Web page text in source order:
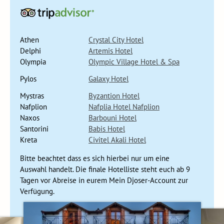
Das historische Löwentor in Mykene
Tag 9 Pylos - Mystras
Tag 10 Mystras - Sparta - Mykene - Nafplion
Mystras war eine byzantinische Stadt. Die Ruinen und die
des Berges wandert ihr an mehreren archäologischen
Stätten vorbei nach unten. Auf halber Strecke kommen wir
an einem von Nonnen betriebenen Laden vorbei, die hier
stolz ihre selbst bestickten Tischdecken zum Kauf anbieten.
Genießt auch die fantastische Aussicht. Nach einem kurzen
Fotostopp an der Leonidas-Statue in Sparta setzen wir
unsere Reise in Richtung Mykene fort.
Auf dem Weg nach Nafplion besuchen wir erst den früheren
kriegerischen Stadtstaat Sparta und dann Mykene, wo wir das
imposante, historische Löwentor sehen. Mit dem Bus geht es
dann weiter nach Nafplion, der ersten Hauptstadt des neuen
Athen
Crystal City Hotel
Delphi
Artemis Hotel
Olympia
Olympic Village Hotel & Spa
Pylos
Galaxy Hotel
Mystras
Byzantion Hotel
Nafplion
Nafplia Hotel Nafplion
Naxos
Barbouni Hotel
Santorini
Babis Hotel
Kreta
Civitel Akali Hotel
Bitte beachtet dass es sich hierbei nur um eine
Auswahl handelt. Die finale Hotelliste steht euch ab 9
Tagen vor Abreise in eurem Mein Djoser-Account zur
Verfügung.